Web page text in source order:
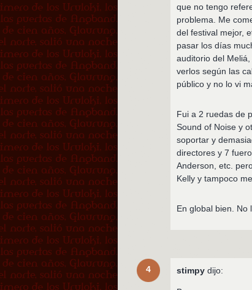
que no tengo
problema. Me
del festival mejor,
pasar los días
auditorio del
verlos según las
público y no lo vi
Fui a 2 ruedas de
Sound of Noise y
soportar y
directores y 7
Anderson, etc.
Kelly y tampoco
En global bien. No
4 stimpy dijo: